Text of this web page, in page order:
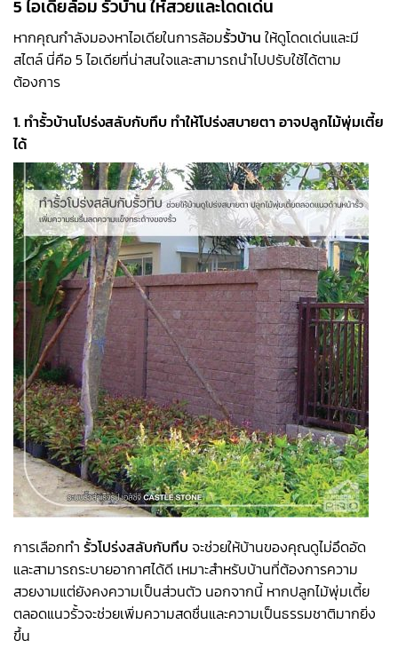
5 ไอเดียล้อม รั้วบ้าน ให้สวยและโดดเด่น
หากคุณกำลังมองหาไอเดียในการล้อมรั้วบ้าน ให้ดูโดดเด่นและมี
สไตล์ นี่คือ 5 ไอเดียที่น่าสนใจและสามารถนำไปปรับใช้ได้ตาม
ต้องการ
1. ทำรั้วบ้านโปร่งสลับกับทึบ ทำให้โปร่งสบายตา อาจปลูกไม้พุ่มเตี้ย
ได้
การเลือกทำ รั้วโปร่งสลับกับทึบ จะช่วยให้บ้านของคุณดูไม่อึดอัด
และสามารถระบายอากาศได้ดี เหมาะสำหรับบ้านที่ต้องการความ
สวยงามแต่ยังคงความเป็นส่วนตัว นอกจากนี้ หากปลูกไม้พุ่มเตี้ย
ตลอดแนวรั้วจะช่วยเพิ่มความสดชื่นและความเป็นธรรมชาติมากยิ่ง
ขึ้น